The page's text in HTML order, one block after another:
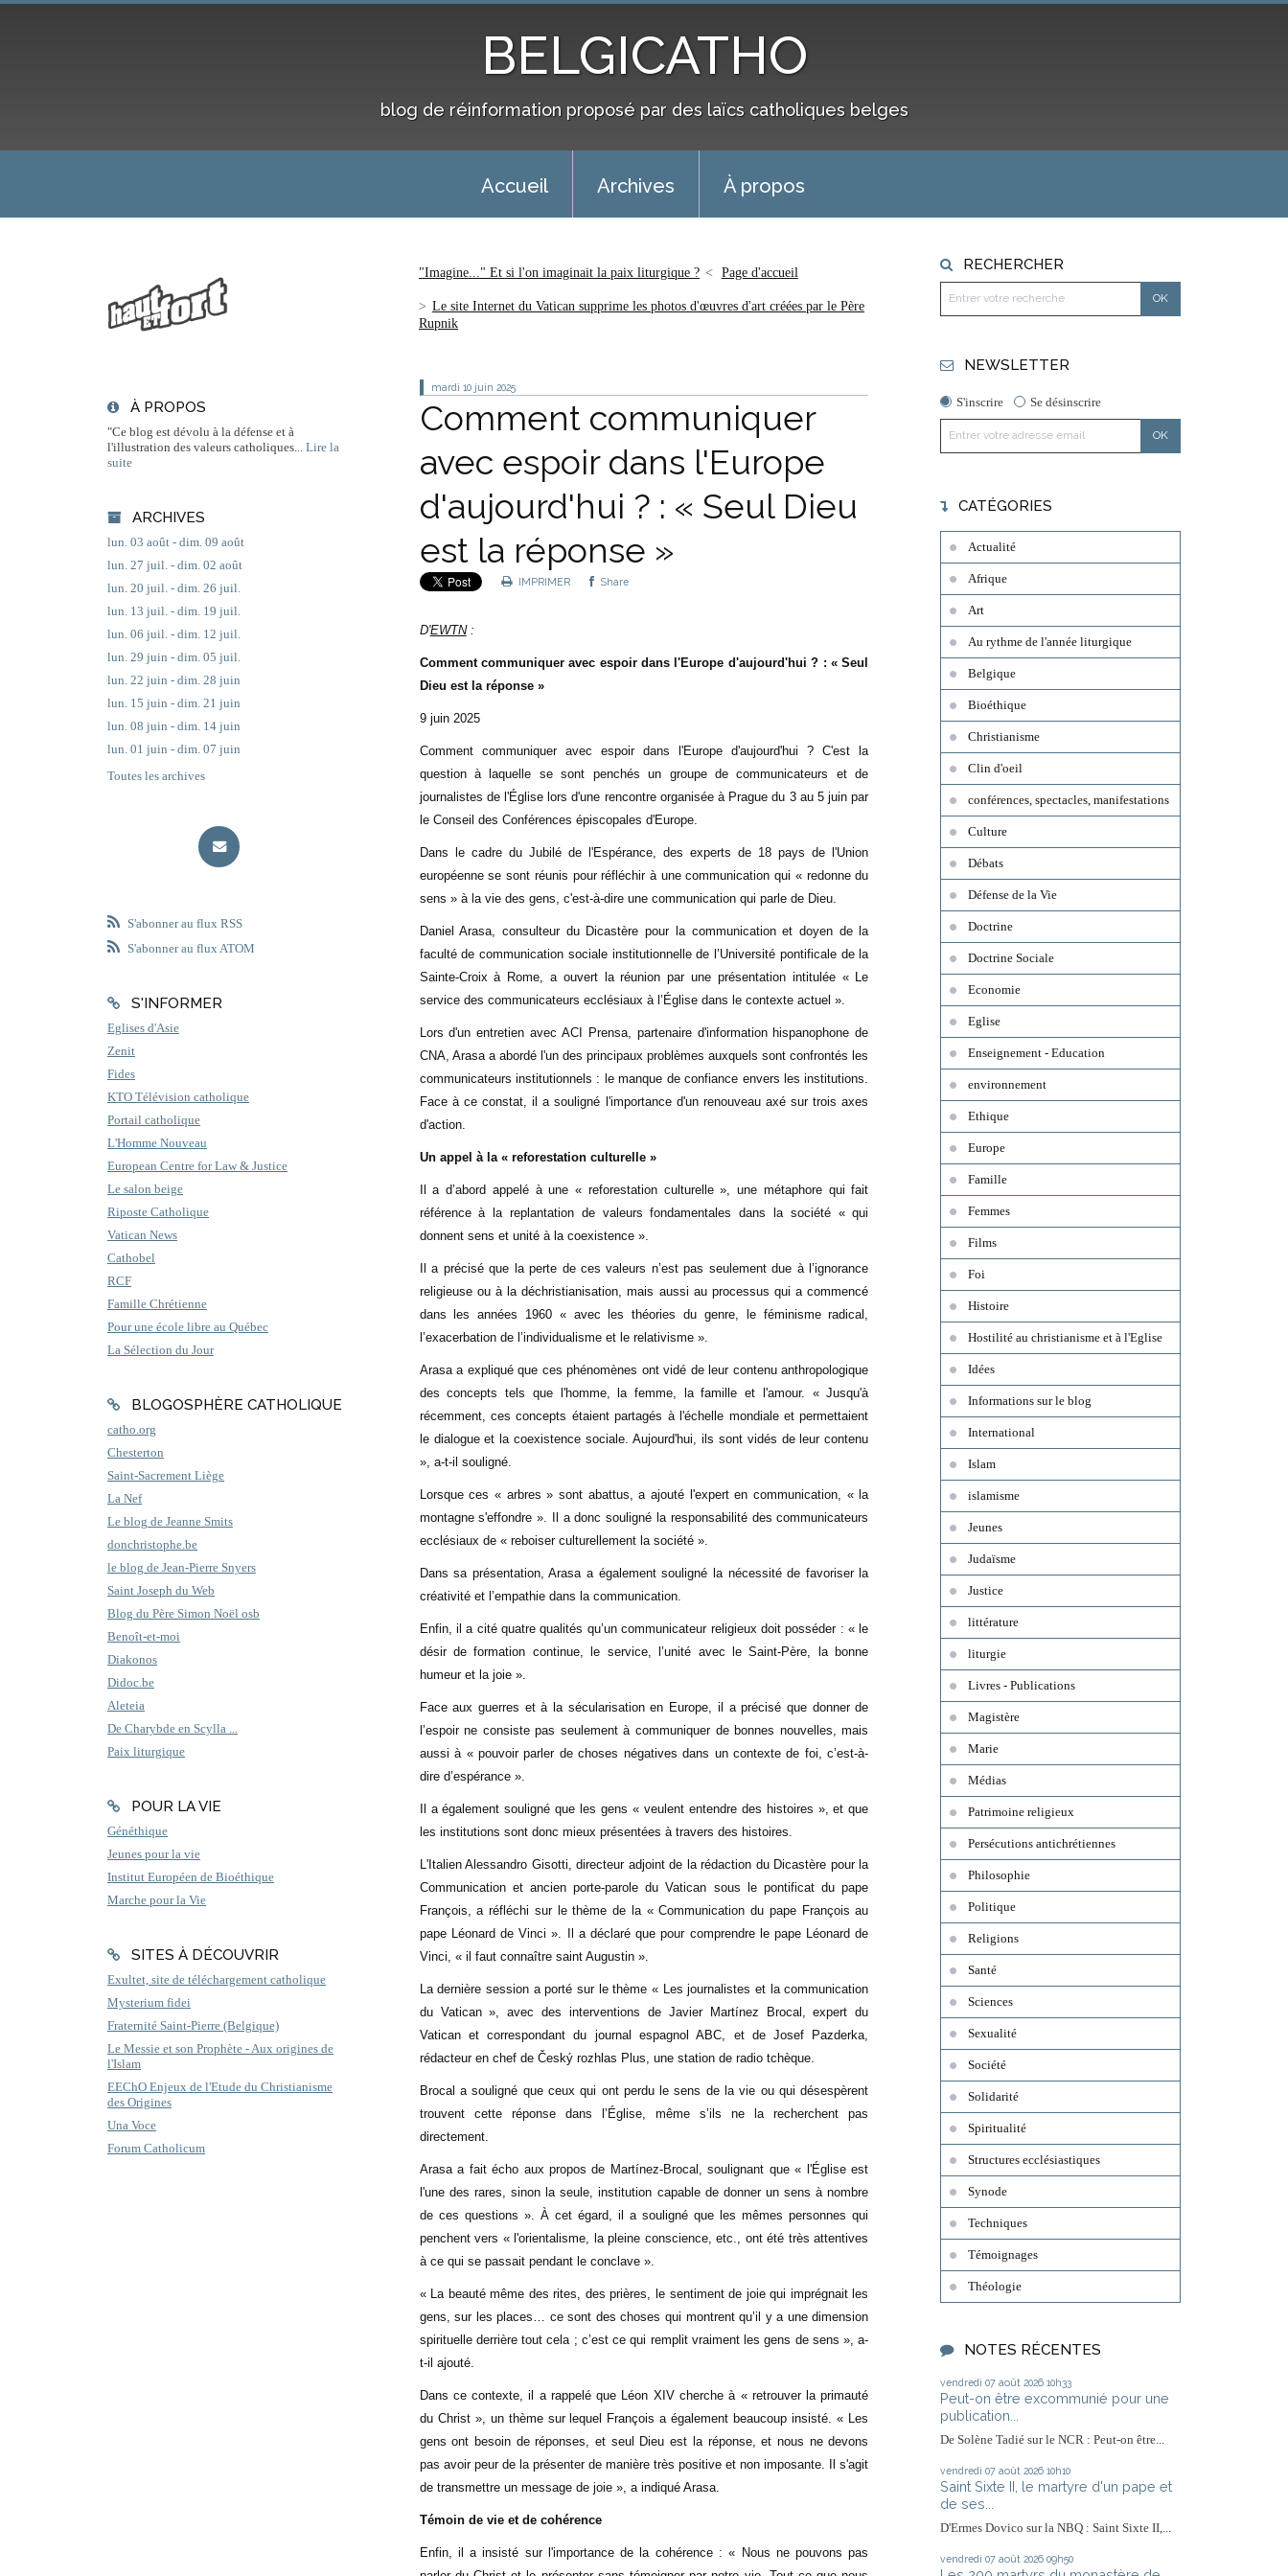
BELGICATHO
blog de réinformation proposé par des laïcs catholiques belges
Accueil Archives À propos
À PROPOS
"Ce blog est dévolu à la défense et à
l'illustration des valeurs catholiques...
Lire la
suite
ARCHIVES
lun. 03 août - dim. 09 août
lun. 27 juil. - dim. 02 août
lun. 20 juil. - dim. 26 juil.
lun. 13 juil. - dim. 19 juil.
lun. 06 juil. - dim. 12 juil.
lun. 29 juin - dim. 05 juil.
lun. 22 juin - dim. 28 juin
lun. 15 juin - dim. 21 juin
lun. 08 juin - dim. 14 juin
lun. 01 juin - dim. 07 juin
Toutes les archives
S'abonner au flux RSS
S'abonner au flux ATOM
S'INFORMER
Eglises d'Asie
Zenit
Fides
KTO Télévision catholique
Portail catholique
L'Homme Nouveau
European Centre for Law & Justice
Le salon beige
Riposte Catholique
Vatican News
Cathobel
RCF
Famille Chrétienne
Pour une école libre au Québec
La Sélection du Jour
BLOGOSPHÈRE CATHOLIQUE
catho.org
Chesterton
Saint-Sacrement Liège
La Nef
Le blog de Jeanne Smits
donchristophe.be
le blog de Jean-Pierre Snyers
Saint Joseph du Web
Blog du Père Simon Noël osb
Benoît-et-moi
Diakonos
Didoc.be
Aleteia
De Charybde en Scylla ...
Paix liturgique
POUR LA VIE
Généthique
Jeunes pour la vie
Institut Européen de Bioéthique
Marche pour la Vie
SITES À DÉCOUVRIR
Exultet, site de téléchargement catholique
Mysterium fidei
Fraternité Saint-Pierre (Belgique)
Le Messie et son Prophète - Aux origines de
l'Islam
EEChO Enjeux de l'Etude du Christianisme
des Origines
Una Voce
Forum Catholicum
"Imagine..." Et si l'on imaginait la paix liturgique ? Page d'accueil
Le site Internet du Vatican supprime les photos d'œuvres d'art créées par le Père
Rupnik
mardi 10 juin 2025
Comment communiquer
avec espoir dans l'Europe
d'aujourd'hui ? : « Seul Dieu
est la réponse »
IMPRIMER Share
D'EWTN:
Comment communiquer avec espoir dans l'Europe d'aujourd'hui ? : « Seul
Dieu est la réponse »
9 juin 2025
Comment communiquer avec espoir dans l'Europe d'aujourd'hui ? C'est la
question à laquelle se sont penchés un groupe de communicateurs et de
journalistes de l'Église lors d'une rencontre organisée à Prague du 3 au 5 juin par
le Conseil des Conférences épiscopales d'Europe.
Dans le cadre du Jubilé de l'Espérance, des experts de 18 pays de l'Union
européenne se sont réunis pour réfléchir à une communication qui « redonne du
sens » à la vie des gens, c'est-à-dire une communication qui parle de Dieu.
Daniel Arasa, consulteur du Dicastère pour la communication et doyen de la
faculté de communication sociale institutionnelle de l’Université pontificale de la
Sainte-Croix à Rome, a ouvert la réunion par une présentation intitulée « Le
service des communicateurs ecclésiaux à l’Église dans le contexte actuel ».
Lors d'un entretien avec ACI Prensa, partenaire d'information hispanophone de
CNA, Arasa a abordé l'un des principaux problèmes auxquels sont confrontés les
communicateurs institutionnels : le manque de confiance envers les institutions.
Face à ce constat, il a souligné l'importance d'un renouveau axé sur trois axes
d'action.
Un appel à la « reforestation culturelle »
Il a d’abord appelé à une « reforestation culturelle », une métaphore qui fait
référence à la replantation de valeurs fondamentales dans la société « qui
donnent sens et unité à la coexistence ».
Il a précisé que la perte de ces valeurs n’est pas seulement due à l’ignorance
religieuse ou à la déchristianisation, mais aussi au processus qui a commencé
dans les années 1960 « avec les théories du genre, le féminisme radical,
l’exacerbation de l’individualisme et le relativisme ».
Arasa a expliqué que ces phénomènes ont vidé de leur contenu anthropologique
des concepts tels que l'homme, la femme, la famille et l'amour. « Jusqu'à
récemment, ces concepts étaient partagés à l'échelle mondiale et permettaient
le dialogue et la coexistence sociale. Aujourd'hui, ils sont vidés de leur contenu
», a-t-il souligné.
Lorsque ces « arbres » sont abattus, a ajouté l'expert en communication, « la
montagne s'effondre ». Il a donc souligné la responsabilité des communicateurs
ecclésiaux de « reboiser culturellement la société ».
Dans sa présentation, Arasa a également souligné la nécessité de favoriser la
créativité et l’empathie dans la communication.
Enfin, il a cité quatre qualités qu’un communicateur religieux doit posséder : « le
désir de formation continue, le service, l’unité avec le Saint-Père, la bonne
humeur et la joie ».
Face aux guerres et à la sécularisation en Europe, il a précisé que donner de
l’espoir ne consiste pas seulement à communiquer de bonnes nouvelles, mais
aussi à « pouvoir parler de choses négatives dans un contexte de foi, c’est-à-
dire d’espérance ».
Il a également souligné que les gens « veulent entendre des histoires », et que
les institutions sont donc mieux présentées à travers des histoires.
L'Italien Alessandro Gisotti, directeur adjoint de la rédaction du Dicastère pour la
Communication et ancien porte-parole du Vatican sous le pontificat du pape
François, a réfléchi sur le thème de la « Communication du pape François au
pape Léonard de Vinci ». Il a déclaré que pour comprendre le pape Léonard de
Vinci, « il faut connaître saint Augustin ».
La dernière session a porté sur le thème « Les journalistes et la communication
du Vatican », avec des interventions de Javier Martínez Brocal, expert du
Vatican et correspondant du journal espagnol ABC, et de Josef Pazderka,
rédacteur en chef de Český rozhlas Plus, une station de radio tchèque.
Brocal a souligné que ceux qui ont perdu le sens de la vie ou qui désespèrent
trouvent cette réponse dans l’Église, même s’ils ne la recherchent pas
directement.
Arasa a fait écho aux propos de Martínez-Brocal, soulignant que « l'Église est
l'une des rares, sinon la seule, institution capable de donner un sens à nombre
de ces questions ». À cet égard, il a souligné que les mêmes personnes qui
penchent vers « l'orientalisme, la pleine conscience, etc., ont été très attentives
à ce qui se passait pendant le conclave ».
« La beauté même des rites, des prières, le sentiment de joie qui imprégnait les
gens, sur les places… ce sont des choses qui montrent qu’il y a une dimension
spirituelle derrière tout cela ; c’est ce qui remplit vraiment les gens de sens », a-
t-il ajouté.
Dans ce contexte, il a rappelé que Léon XIV cherche à « retrouver la primauté
du Christ », un thème sur lequel François a également beaucoup insisté. « Les
gens ont besoin de réponses, et seul Dieu est la réponse, et nous ne devons
pas avoir peur de la présenter de manière très positive et non imposante. Il s'agit
de transmettre un message de joie », a indiqué Arasa.
Témoin de vie et de cohérence
Enfin, il a insisté sur l'importance de la cohérence : « Nous ne pouvons pas
RECHERCHER
NEWSLETTER
S'inscrire Se désinscrire
CATÉGORIES
Actualité
Afrique
Art
Au rythme de l'année liturgique
Belgique
Bioéthique
Christianisme
Clin d'oeil
conférences, spectacles, manifestations
Culture
Débats
Défense de la Vie
Doctrine
Doctrine Sociale
Economie
Eglise
Enseignement - Education
environnement
Ethique
Europe
Famille
Femmes
Films
Foi
Histoire
Hostilité au christianisme et à l'Eglise
Idées
Informations sur le blog
International
Islam
islamisme
Jeunes
Judaïsme
Justice
littérature
liturgie
Livres - Publications
Magistère
Marie
Médias
Patrimoine religieux
Persécutions antichrétiennes
Philosophie
Politique
Religions
Santé
Sciences
Sexualité
Société
Solidarité
Spiritualité
Structures ecclésiastiques
Synode
Techniques
Témoignages
Théologie
NOTES RÉCENTES
vendredi 07 août 2026 10h33
Peut-on être excommunié pour une
publication...
De Solène Tadié sur le NCR : Peut-on être...
vendredi 07 août 2026 10h10
Saint Sixte II, le martyre d'un pape et
de ses...
D'Ermes Dovico sur la NBQ : Saint Sixte II,...
vendredi 07 août 2026 09h50